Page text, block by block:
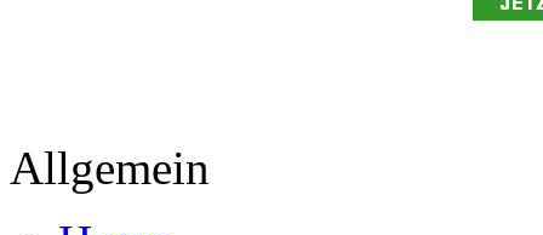
Allgemein